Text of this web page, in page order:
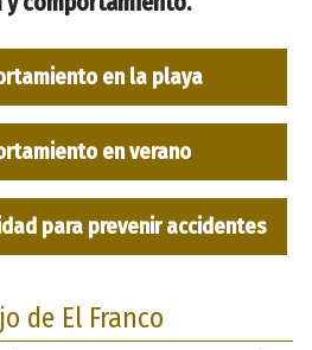
en la playa
en verano
para prevenir accidentes
de El Franco